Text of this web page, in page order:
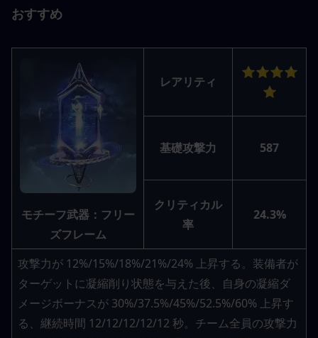
おすすめ
モチーフ武器：フリー
ズフレーム
レアリティ
⭐⭐⭐⭐
⭐
基礎攻撃力 587
クリティカル
率
24.3%
攻撃力が 12%/15%/18%/21%/24% 上昇する。装備者が
ターゲットに凝縮削り状態を与えた後、自身の凝縮ダ
メージボーナスが 30%/37.5%/45%/52.5%/60% 上昇す
る、継続時間 12/12/12/12/12 秒。チーム全員の攻撃力